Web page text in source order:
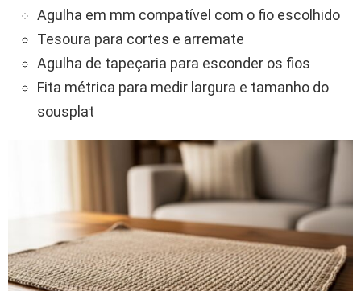
Agulha em mm compatível com o fio escolhido
Tesoura para cortes e arremate
Agulha de tapeçaria para esconder os fios
Fita métrica para medir largura e tamanho do
sousplat